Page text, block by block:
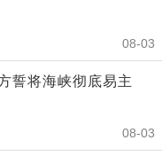
08-03
誓将海峡彻底易主
08-03